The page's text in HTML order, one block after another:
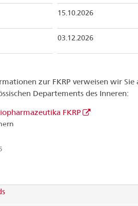
15.10.2026
03.12.2026
zur FKRP verweisen wir Sie
Departements des Inneren:
FKRP